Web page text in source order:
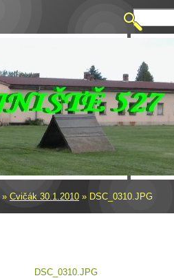
» Cvičák 30.1.2010 » DSC_0310.JPG
DSC_0310.JPG